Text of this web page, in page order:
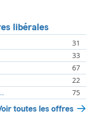
libérales
31
33
67
22
75
toutes les offres